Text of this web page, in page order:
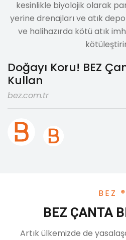
kesinlikle biyolojik olarak
yerine drenajları ve atık
ve halihazırda kötü atık
Doğayı Koru! BEZ
Kullan
bez.com.tr
BEZ ®
BEZ ÇANTA
Artık ülkemizde de